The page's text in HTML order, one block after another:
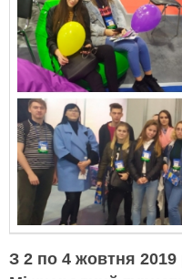
З 2 по 4 жовтня 2019